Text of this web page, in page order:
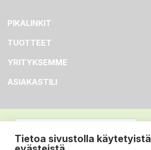
Tietoa sivustolla käytetyistä
PIKALINKIT
TUOTTEET
YRITYKSEMME
ASIAKASTILI